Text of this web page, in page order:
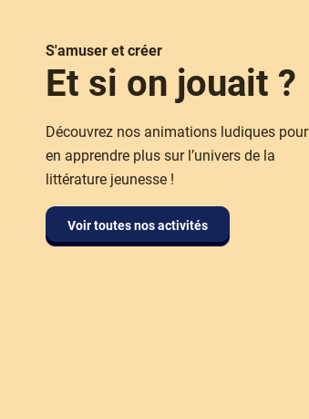
S'amuser et créer
Et si on jouait ?
Découvrez nos animations ludiques pour
en apprendre plus sur l’univers de la
littérature jeunesse !
Voir toutes nos activités